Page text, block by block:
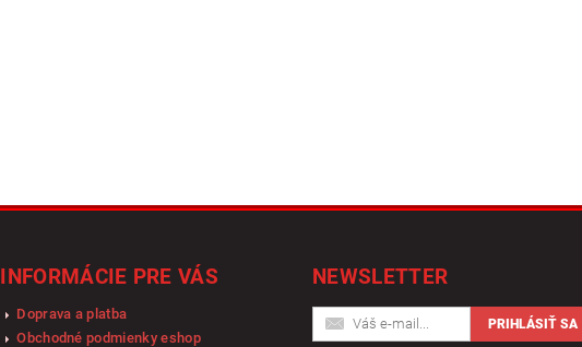
INFORMÁCIE PRE VÁS
Doprava a platba
Obchodné podmienky eshop
NEWSLETTER